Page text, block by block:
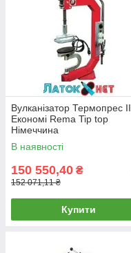
Вулканізатор Термопрес II
Економі Rema Tip top
Німеччина
В наявності
150 550,40 ₴
152 071,11 ₴
Купити